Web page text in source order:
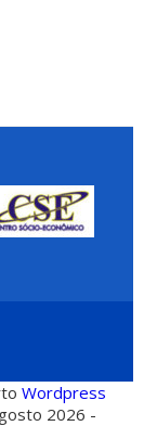
Wordpress
2026 -